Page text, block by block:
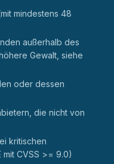
mindestens 48
außerhalb des
Gewalt, siehe
oder dessen
die nicht von
kritischen
CVSS >= 9.0)